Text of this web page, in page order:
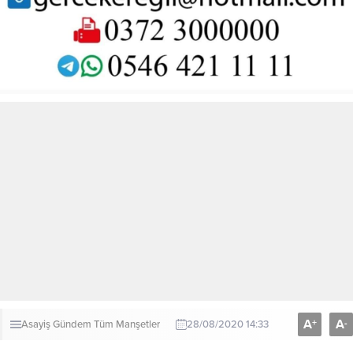
AsayişGündem Tüm Manşetler 28/08/2020 14:33 A+ A-